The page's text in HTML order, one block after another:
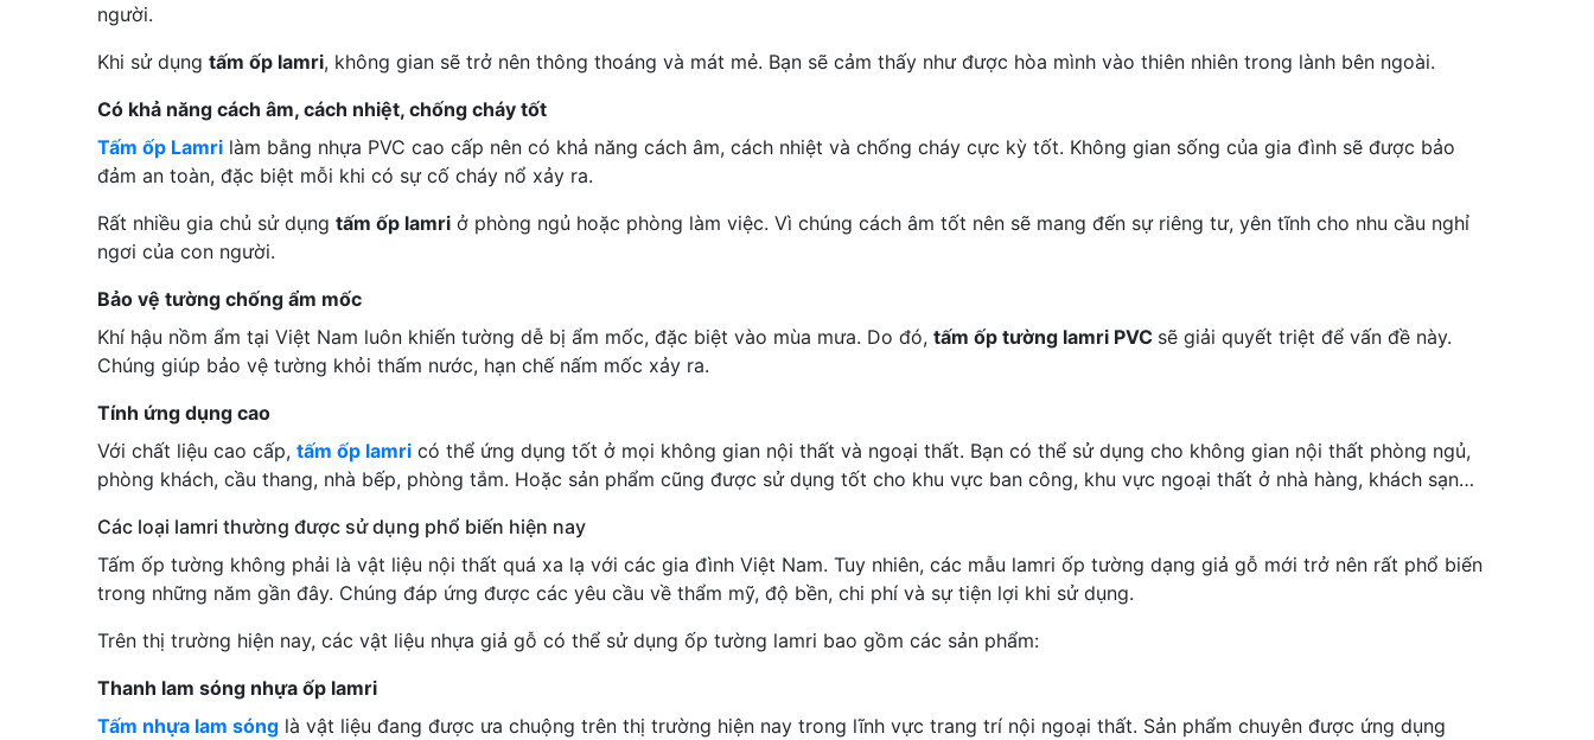
người.
Khi sử dụng tấm ốp lamri, không gian sẽ trở nên thông thoáng và mát mẻ. Bạn sẽ cảm thấy như được hòa mình vào thiên nhiên trong lành bên ngoài.
Có khả năng cách âm, cách nhiệt, chống cháy tốt
Tấm ốp Lamri làm bằng nhựa PVC cao cấp nên có khả năng cách âm, cách nhiệt và chống cháy cực kỳ tốt. Không gian sống của gia đình sẽ được bảo
đảm an toàn, đặc biệt mỗi khi có sự cố cháy nổ xảy ra.
Rất nhiều gia chủ sử dụng tấm ốp lamri ở phòng ngủ hoặc phòng làm việc. Vì chúng cách âm tốt nên sẽ mang đến sự riêng tư, yên tĩnh cho nhu cầu nghỉ
ngơi của con người.
Bảo vệ tường chống ẩm mốc
Khí hậu nồm ẩm tại Việt Nam luôn khiến tường dễ bị ẩm mốc, đặc biệt vào mùa mưa. Do đó, tấm ốp tường lamri PVC sẽ giải quyết triệt để vấn đề này.
Chúng giúp bảo vệ tường khỏi thấm nước, hạn chế nấm mốc xảy ra.
Tính ứng dụng cao
Với chất liệu cao cấp, tấm ốp lamri có thể ứng dụng tốt ở mọi không gian nội thất và ngoại thất. Bạn có thể sử dụng cho không gian nội thất phòng ngủ,
phòng khách, cầu thang, nhà bếp, phòng tắm. Hoặc sản phẩm cũng được sử dụng tốt cho khu vực ban công, khu vực ngoại thất ở nhà hàng, khách sạn…
Các loại lamri thường được sử dụng phổ biến hiện nay
Tấm ốp tường không phải là vật liệu nội thất quá xa lạ với các gia đình Việt Nam. Tuy nhiên, các mẫu lamri ốp tường dạng giả gỗ mới trở nên rất phổ biến
trong những năm gần đây. Chúng đáp ứng được các yêu cầu về thẩm mỹ, độ bền, chi phí và sự tiện lợi khi sử dụng.
Trên thị trường hiện nay, các vật liệu nhựa giả gỗ có thể sử dụng ốp tường lamri bao gồm các sản phẩm:
Thanh lam sóng nhựa ốp lamri
Tấm nhựa lam sóng là vật liệu đang được ưa chuộng trên thị trường hiện nay trong lĩnh vực trang trí nội ngoại thất. Sản phẩm chuyên được ứng dụng